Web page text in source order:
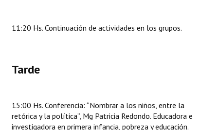
11:20 Hs. Continuación de actividades en los grupos.
Tarde
15:00 Hs. Conferencia: “Nombrar a los niños, entre la
retórica y la política”, Mg Patricia Redondo. Educadora e
investigadora en primera infancia, pobreza y educación.